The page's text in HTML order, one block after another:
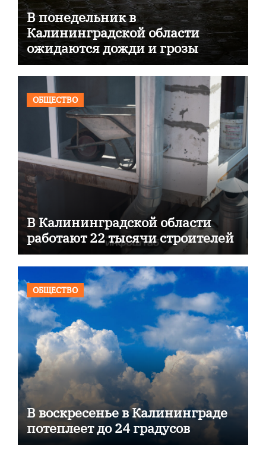
В понедельник в
Калининградской области
ожидаются дожди и грозы
ОБЩЕСТВО
В Калининградской области
работают 22 тысячи строителей
ОБЩЕСТВО
В воскресенье в Калининграде
потеплеет до 24 градусов